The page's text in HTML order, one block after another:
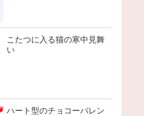
こたつに入る猫の寒中見舞
い
ハート型のチョコーバレン